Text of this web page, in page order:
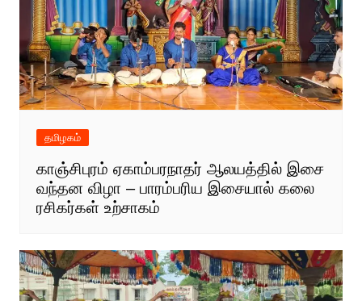
தமிழகம்
காஞ்சிபுரம் ஏகாம்பரநாதர் ஆலயத்தில் இசை
வந்தன விழா – பாரம்பரிய இசையால் கலை
ரசிகர்கள் உற்சாகம்